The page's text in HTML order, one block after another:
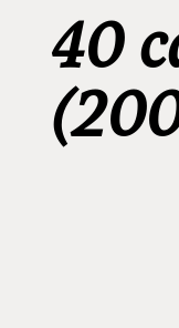
40